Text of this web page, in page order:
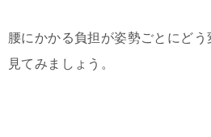
腰にかかる負担が姿勢ごとにど
見てみましょう。